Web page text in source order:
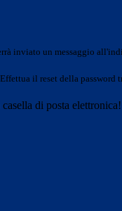
inviato un messaggio
il reset della password
di posta elettronica!